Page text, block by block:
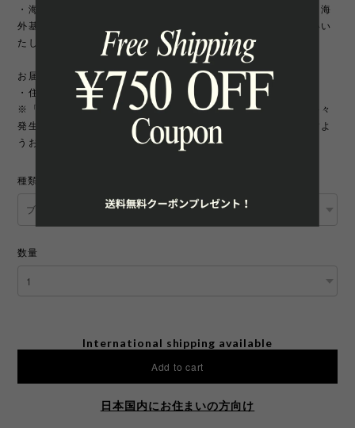
・海外製品は日本製に比べて縫製などが荒い場合がございます。海
外基準では返品対象になりませんのでご理解頂けますようお願いい
たします。
お届け先について
・住所変更には追加手数料が発生いたします。
※「町名・丁目番地・部屋番号」の住所不備による配送遅延が多々
発生しております。宛先を十分にご確認の上ご注文いただきますよ
うお願いいたします。
種類
数量
International shipping available
Add to cart
日本国内にお住まいの方向け